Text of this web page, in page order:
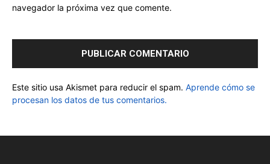
navegador la próxima vez que comente.
Este sitio usa Akismet para reducir el spam. Aprende cómo se
procesan los datos de tus comentarios.